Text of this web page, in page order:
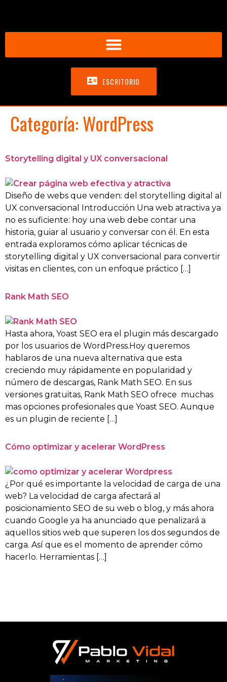
ESCRITORIO
Categoría:WordPress
Storytelling digital y UX conversacional
Diseño de webs que venden: del storytelling digital al
UX conversacional Introducción Una web atractiva ya
no es suficiente: hoy una web debe contar una
historia, guiar al usuario y conversar con él. En esta
entrada exploramos cómo aplicar técnicas de
storytelling digital y UX conversacional para convertir
visitas en clientes, con un enfoque práctico […]
Rank Math SEO
Hasta ahora, Yoast SEO era el plugin más descargado
por los usuarios de WordPress.Hoy queremos
hablaros de una nueva alternativa que esta
creciendo muy rápidamente en popularidad y
número de descargas, Rank Math SEO. En sus
versiones gratuitas, Rank Math SEO ofrece muchas
mas opciones profesionales que Yoast SEO. Aunque
es un plugin de reciente […]
Cómo optimizar y acelerar WordPress
¿Por qué es importante la velocidad de carga de una
web? La velocidad de carga afectará al
posicionamiento SEO de su web o blog, y más ahora
cuando Google ya ha anunciado que penalizará a
aquellos sitios web que superen los dos segundos de
carga. Así que es el momento de aprender cómo
hacerlo. Herramientas […]